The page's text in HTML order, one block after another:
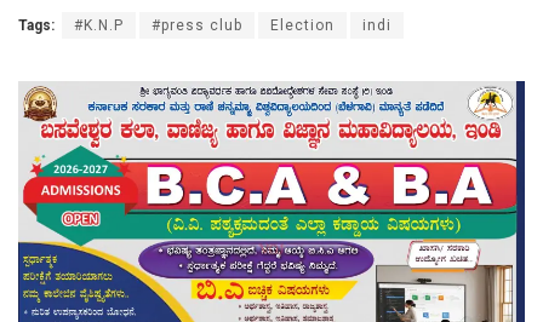
Tags: #K.N.P #press club Election indi